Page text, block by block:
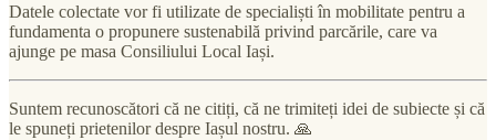
Datele colectate vor fi utilizate de specialiști în mobilitate pentru a
fundamenta o propunere sustenabilă privind parcările, care va
ajunge pe masa Consiliului Local Iași.
Suntem recunoscători că ne citiți, că ne trimiteți idei de subiecte și că
le spuneți prietenilor despre Iașul nostru. 🙏